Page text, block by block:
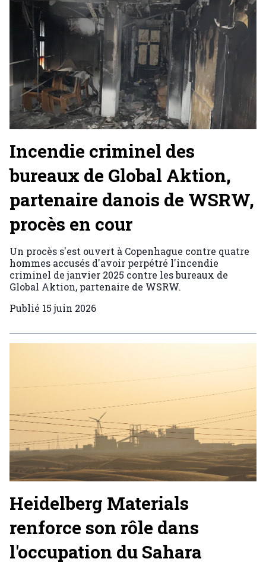
Incendie criminel des
bureaux de Global Aktion,
partenaire danois de WSRW,
procès en cour
Un procès s'est ouvert à Copenhague contre quatre
hommes accusés d'avoir perpétré l'incendie
criminel de janvier 2025 contre les bureaux de
Global Aktion, partenaire de WSRW.
Publié 15 juin 2026
Heidelberg Materials
renforce son rôle dans
l'occupation du Sahara